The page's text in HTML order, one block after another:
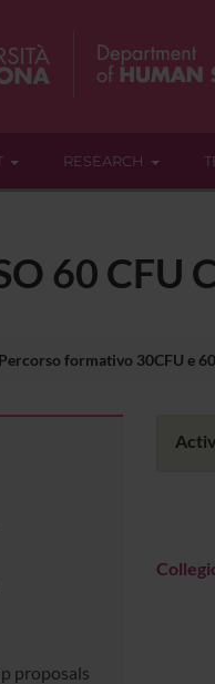
RESEARCH
60 CFU
Percorso formativo 30CFU e
proposals